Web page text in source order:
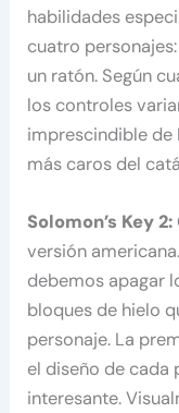
habilidades
cuatro
un ratón. Según
los controles
imprescindible de
más caros del
Solomon’s Key 2:
versión
debemos apagar
bloques de hielo
personaje. La
el diseño de cada
interesante.